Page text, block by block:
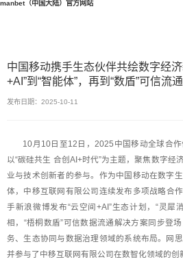
manbet（中国大陆）官方网站
中国移动携手生态伙伴共绘数字经
+AI”到“智能体”，再到“数盾”可信流通
发布日期：2025-10-11
10月10日至12日，2025中国移动全球合
以“碳硅共生 合创AI+时代”为主题，聚焦数字经
业与技术创新者的参与。作为中国移动在数字
体，中移互联网有限公司连续发布多项战略合
手新浪微博发布“云空间+AI”生态计划，“灵犀
相，“梧桐数盾”可信数据流通解决方案同步登
务、生态协同与数据治理领域的系统布局。网
并参与了中移互联网有限公司在数智化领域的创